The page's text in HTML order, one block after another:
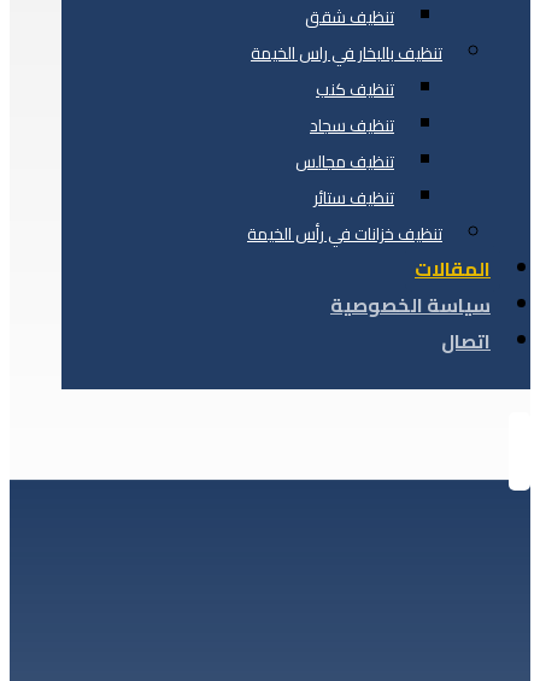
تنظيف شقق
تنظيف بالبخار في راس الخيمة
تنظيف كنب
تنظيف سجاد
تنظيف مجالس
تنظيف ستائر
تنظيف خزانات في رأس الخيمة
المقالات
سياسة الخصوصية
اتصال